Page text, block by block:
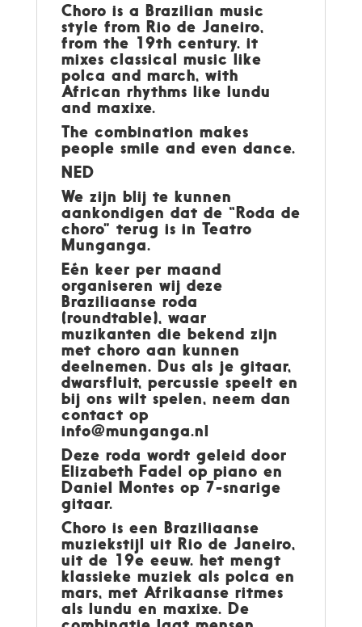
Choro is a Brazilian music
style from Rio de Janeiro,
from the 19th century. it
mixes classical music like
polca and march, with
African rhythms like lundu
and maxixe.
The combination makes
people smile and even dance.
NED
We zijn blij te kunnen
aankondigen dat de “Roda de
choro” terug is in Teatro
Munganga.
Eén keer per maand
organiseren wij deze
Braziliaanse roda
(roundtable), waar
muzikanten die bekend zijn
met choro aan kunnen
deelnemen. Dus als je gitaar,
dwarsfluit, percussie speelt en
bij ons wilt spelen, neem dan
contact op
info@munganga.nl
Deze roda wordt geleid door
Elizabeth Fadel op piano en
Daniel Montes op 7-snarige
gitaar.
Choro is een Braziliaanse
muziekstijl uit Rio de Janeiro,
uit de 19e eeuw. het mengt
klassieke muziek als polca en
mars, met Afrikaanse ritmes
als lundu en maxixe. De